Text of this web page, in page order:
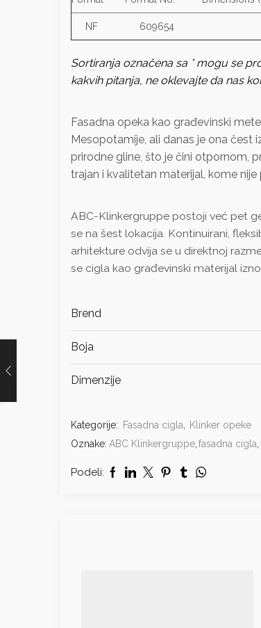
NF 609654
Sortiranja označena sa * mogu se
kakvih pitanja, ne oklevajte da nas
Fasadna opeka kao građevinski
Mesopotamije, ali danas je ona čest
prirodne gline, što je čini otpornom,
trajan i kvalitetan materijal, kome
ABC-Klinkergruppe postoji već pet
se na šest lokacija. Kontinuirani,
arhitekture odvija se u direktnoj
se cigla kao građevinski materijal
Brend
Boja
Dimenzije
Kategorije: Fasadna cigla
Klinker opeke
Oznake: ABC Klinkergruppe fasadna cigla
Podeli: